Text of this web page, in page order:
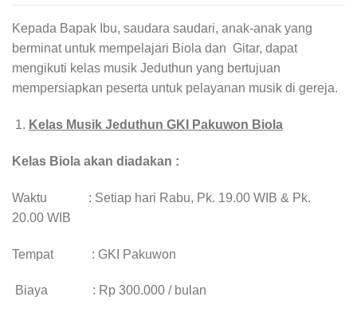
Kepada Bapak Ibu, saudara saudari, anak-anak yang
berminat untuk mempelajari Biola dan Gitar, dapat
mengikuti kelas musik Jeduthun yang bertujuan
mempersiapkan peserta untuk pelayanan musik di gereja.
Kelas Musik Jeduthun GKI Pakuwon Biola
Kelas Biola akan diadakan :
Waktu : Setiap hari Rabu, Pk. 19.00 WIB & Pk.
20.00 WIB
Tempat : GKI Pakuwon
Biaya : Rp 300.000 / bulan